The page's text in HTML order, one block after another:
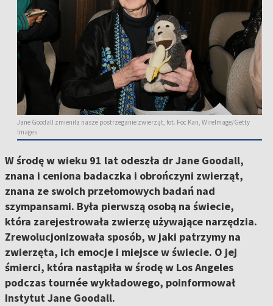
Jane Goodall zmieniła nasze postrzeganie zwierząt, fot. Foc Kan, WireImage/Getty
Images
W środę w wieku 91 lat odeszła dr Jane Goodall,
znana i ceniona badaczka i obrończyni zwierząt,
znana ze swoich przełomowych badań nad
szympansami. Była pierwszą osobą na świecie,
która zarejestrowała zwierzę używające narzędzia.
Zrewolucjonizowała sposób, w jaki patrzymy na
zwierzęta, ich emocje i miejsce w świecie. O jej
śmierci, która nastąpiła w środę w Los Angeles
podczas tournée wykładowego, poinformował
Instytut Jane Goodall.